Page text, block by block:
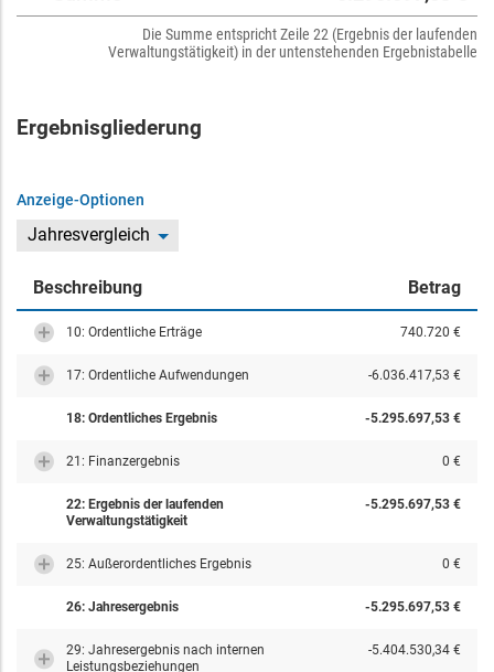
Die Summe entspricht Zeile 22 (Ergebnis der laufenden
Verwaltungstätigkeit) in der untenstehenden Ergebnistabelle
Ergebnisgliederung
Anzeige-Optionen
Jahresvergleich
Beschreibung Betrag
10: Ordentliche Erträge 740.720 €
17: Ordentliche Aufwendungen -6.036.417,53 €
18: Ordentliches Ergebnis -5.295.697,53 €
21: Finanzergebnis 0 €
22: Ergebnis der laufenden
Verwaltungstätigkeit
-5.295.697,53 €
25: Außerordentliches Ergebnis 0 €
26: Jahresergebnis -5.295.697,53 €
29: Jahresergebnis nach internen
Leistungsbeziehungen
-5.404.530,34 €